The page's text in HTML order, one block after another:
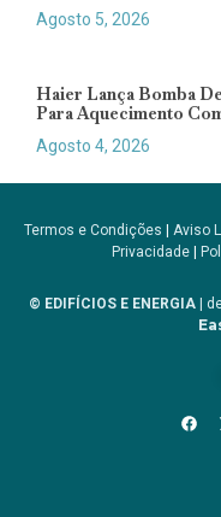
Agosto 5, 2026
Haier Lança Bomba
Para Aquecimento
Agosto 4, 2026
Termos e Condições Aviso
Privacidade|
© EDIFÍCIOS E ENERGIA |